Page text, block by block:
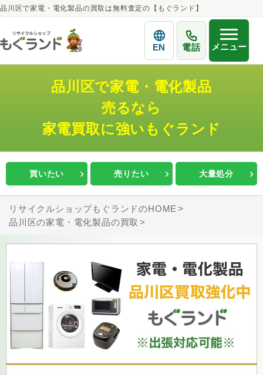
品川区で家電・電化製品の買取は無料査定の【もぐランド】
EN 電話 メニュー
品川区で家電・電化製品
売るなら
家電買取に強いもぐランド
買いたい 売りたい 大量処分
リサイクルショップもぐランドのHOME
品川区の家電・電化製品の買取